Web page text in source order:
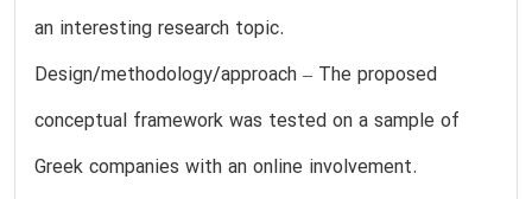
an interesting research topic.
Design/methodology/approach – The proposed
conceptual framework was tested on a sample of
Greek companies with an online involvement.